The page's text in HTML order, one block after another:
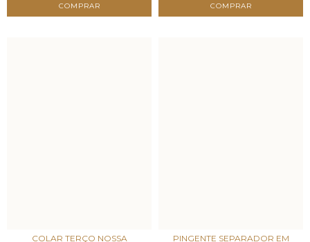
COLAR TERÇO NOSSA
PINGENTE SEPARADOR EM